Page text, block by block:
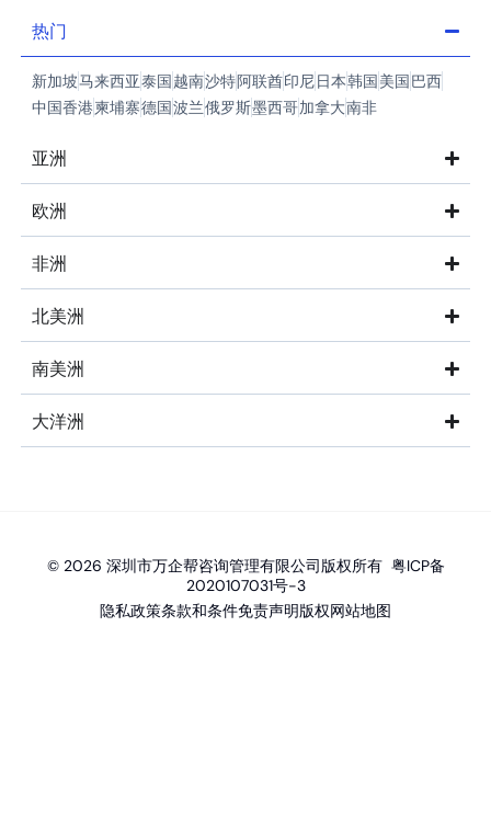
热门
新加坡马来西亚泰国越南沙特阿联酋印尼日本韩国美国巴西
中国香港柬埔寨德国波兰俄罗斯墨西哥加拿大南非
亚洲
欧洲
非洲
北美洲
南美洲
大洋洲
© 2026 深圳市万企帮咨询管理有限公司版权所有 粤ICP备
2020107031号-3
隐私政策条款和条件免责声明版权网站地图